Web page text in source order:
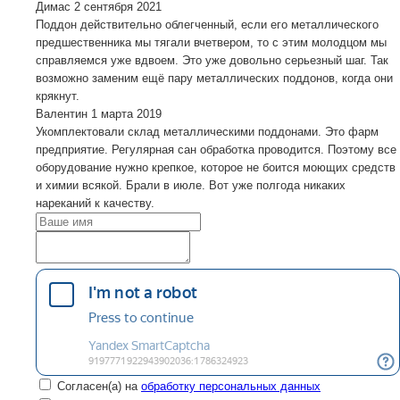
Димас 2 сентября 2021
Поддон действительно облегченный, если его металлического
предшественника мы тягали вчетвером, то с этим молодцом мы
справляемся уже вдвоем. Это уже довольно серьезный шаг. Так
возможно заменим ещё пару металлических поддонов, когда они
крякнут.
Валентин 1 марта 2019
Укомплектовали склад металлическими поддонами. Это фарм
предприятие. Регулярная сан обработка проводится. Поэтому все
оборудование нужно крепкое, которое не боится моющих средств
и химии всякой. Брали в июле. Вот уже полгода никаких
нареканий к качеству.
Согласен(а) на обработку персональных данных